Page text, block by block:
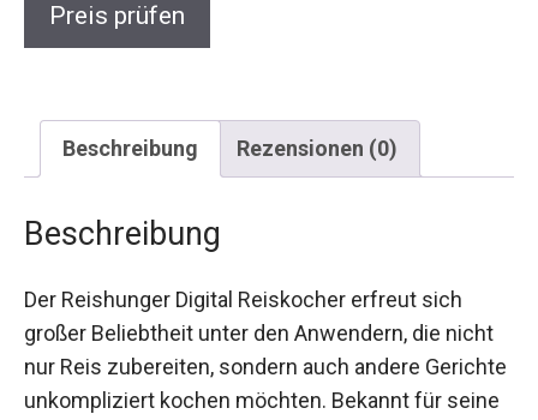
Preis prüfen
Beschreibung Rezensionen (0)
Beschreibung
Der Reishunger Digital Reiskocher erfreut sich
großer Beliebtheit unter den Anwendern, die nicht
nur Reis zubereiten, sondern auch andere Gerichte
unkompliziert kochen möchten. Bekannt für seine